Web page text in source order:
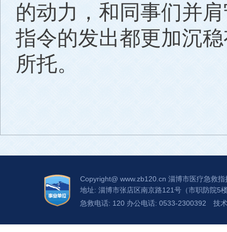
的动力，和同事们并
指令的发出都更加沉
所托。
Copyright@ www.zb120.cn 淄博市医疗急救指
地址: 淄博市张店区南京路121号（市职防院5
急救电话: 120 办公电话: 0533-2300392
技